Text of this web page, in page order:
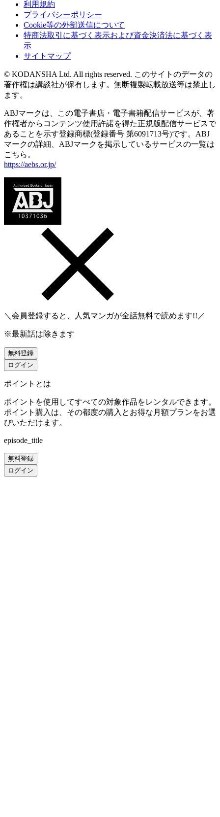
利用規約
プライバシーポリシー
Cookie等の外部送信について
特商法取引に基づく表示および資金決済法に基づく表
示
サイトマップ
© KODANSHA Ltd. All rights reserved. このサイトのデータの
著作権は講談社が保有します。無断複製転載放送等は禁止し
ます。
ABJマークは、この電子書店・電子書籍配信サービスが、著
作権者からコンテンツ使用許諾を得た正規版配信サービスで
あることを示す登録商標(登録番号 第6091713号)です。ABJ
マークの詳細、ABJマークを掲示しているサービスの一覧は
こちら。
https://aebs.or.jp/
＼会員登録すると、人気マンガが全話無料で読めます!!／
※最新話は除きます
無料登録
ログイン
ポイントとは
ポイントを使用してすべての対象作品をレンタルできます。
ポイント購入は、その都度の購入とお得な月額プランをお選
びいただけます。
episode_title
無料登録
ログイン